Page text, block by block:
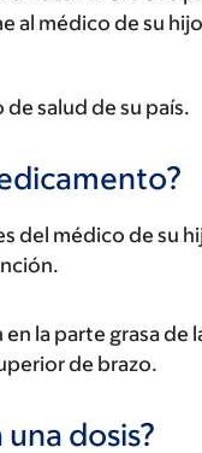
al médico de su
salud de su país.
del médico de su
la parte grasa de
de brazo.
dosis?